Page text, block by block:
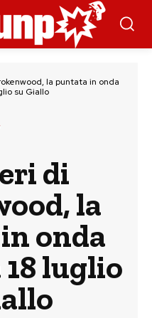
la puntata in onda
su Giallo
di
la
onda
luglio